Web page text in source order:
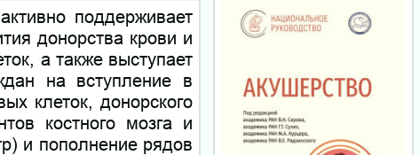
поддерживает
донорства крови и
а также выступает
на вступление в
клеток, донорского
костного мозга и
и пополнение рядов